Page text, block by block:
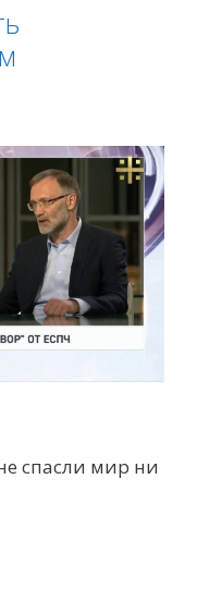
спасли мир ни